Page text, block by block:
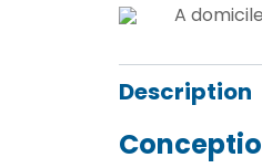
A domicile
Description